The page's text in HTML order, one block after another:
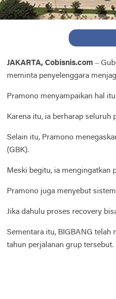
JAKARTA, Cobisnis.com –
meminta penyelenggara
Pramono menyampaikan hal
Karena itu, ia berharap seluruh
Selain itu, Pramono
(GBK).
Meski begitu, ia mengingatkan
Pramono juga menyebut
Jika dahulu proses recovery
Sementara itu, BIGBANG telah
tahun perjalanan grup tersebut.